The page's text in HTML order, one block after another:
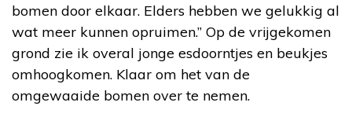
bomen door elkaar. Elders hebben we gelukkig al
wat meer kunnen opruimen.” Op de vrijgekomen
grond zie ik overal jonge esdoorntjes en beukjes
omhoogkomen. Klaar om het van de
omgewaaide bomen over te nemen.